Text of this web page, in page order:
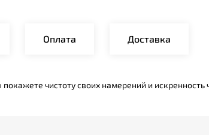
Оплата Доставка
чистоту своих намерений и искренность